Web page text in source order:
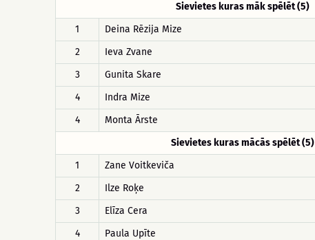
Sievietes kuras māk spēlēt (5)
1
Deina Rēzija Mize
2
Ieva Zvane
3
Gunita Skare
4
Indra Mize
4
Monta Ārste
Sievietes kuras mācās spēlēt (5)
1
Zane Voitkeviča
2
Ilze Roķe
3
Elīza Cera
4
Paula Upīte